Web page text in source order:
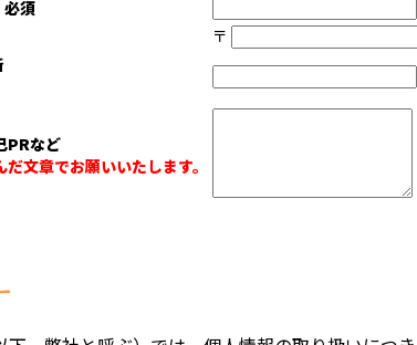
必須
〒
PRなど
文章でお願いいたします。